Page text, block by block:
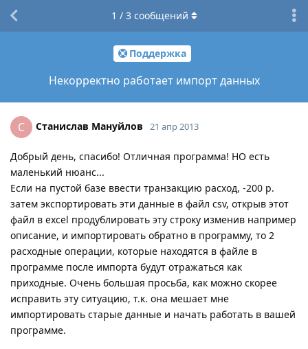
Поддержка
Некорректно работает импорт данных
1 / 3 сообщений
С Станислав Мануйлов 21 апр 2013
Добрый день, спасибо! Отличная программа! НО есть
маленький нюанс...
Если на пустой базе ввести транзакцию расход, -200 р.
затем экспортировать эти данные в файл csv, открыв этот
файл в excel продублировать эту строку изменив например
описание, и импортировать обратно в программу, то 2
расходные операции, которые находятся в файле в
программе после импорта будут отражаться как
приходные. Очень большая просьба, как можно скорее
исправить эту ситуацию, т.к. она мешает мне
импортировать старые данные и начать работать в вашей
программе.